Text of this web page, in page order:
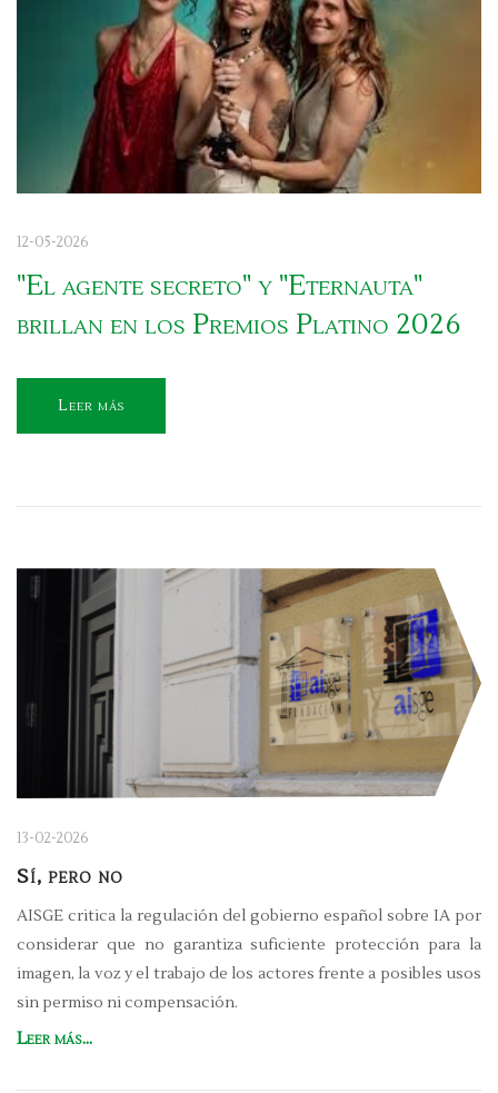
12-05-2026
"El agente secreto" y "Eternauta"
brillan en los Premios Platino 2026
Leer más
13-02-2026
Sí, pero no
AISGE critica la regulación del gobierno español sobre IA por
considerar que no garantiza suficiente protección para la
imagen, la voz y el trabajo de los actores frente a posibles usos
sin permiso ni compensación.
Leer más...